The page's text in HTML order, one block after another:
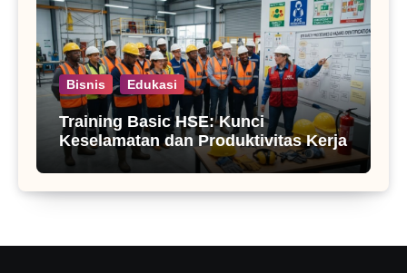
Bisnis Edukasi
Training Basic HSE: Kunci
Keselamatan dan Produktivitas Kerja